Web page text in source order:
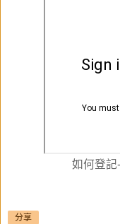
如何登記
分享